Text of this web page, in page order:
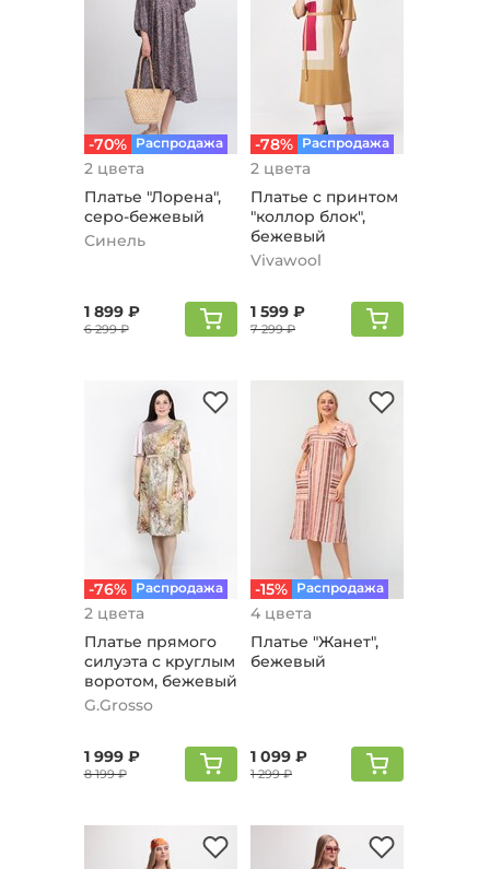
-70% Распродажа
2 цвета
Платье "Лорена",
серо-бежевый
Синель
1 899 ₽
6 299 ₽
-78% Распродажа
2 цвета
Платье с принтом
"коллор блок",
бежевый
Vivawool
1 599 ₽
7 299 ₽
-76% Распродажа
2 цвета
Платье прямого
силуэта с круглым
воротом, бежевый
G.Grosso
1 999 ₽
8 199 ₽
-15% Распродажа
4 цвета
Платье "Жанет",
бежевый
1 099 ₽
1 299 ₽